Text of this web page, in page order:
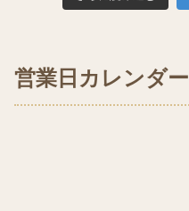
営業日カレンダー